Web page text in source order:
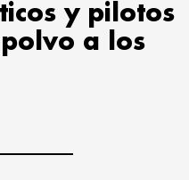
y pilotos
a los